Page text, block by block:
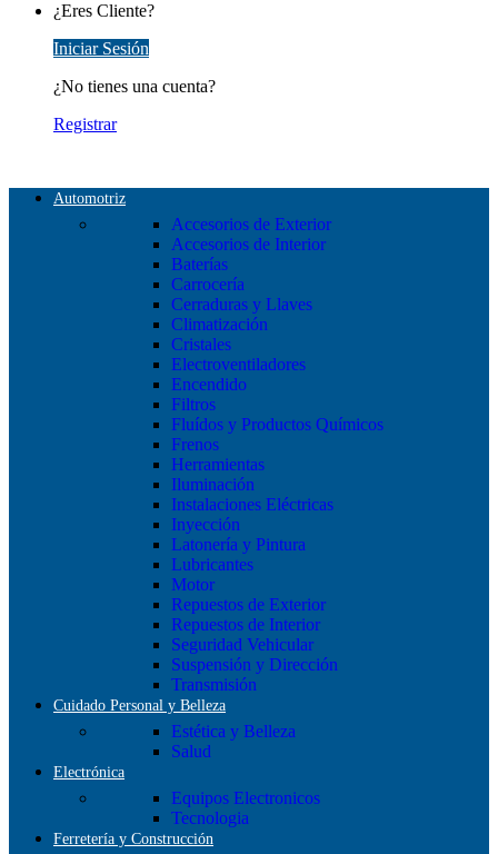
¿Eres Cliente?
Iniciar Sesión
¿No tienes una cuenta?
Registrar
Automotriz
Accesorios de Exterior
Accesorios de Interior
Baterías
Carrocería
Cerraduras y Llaves
Climatización
Cristales
Electroventiladores
Encendido
Filtros
Fluídos y Productos Químicos
Frenos
Herramientas
Iluminación
Instalaciones Eléctricas
Inyección
Latonería y Pintura
Lubricantes
Motor
Repuestos de Exterior
Repuestos de Interior
Seguridad Vehicular
Suspensión y Dirección
Transmisión
Cuidado Personal y Belleza
Estética y Belleza
Salud
Electrónica
Equipos Electronicos
Tecnologia
Ferretería y Construcción